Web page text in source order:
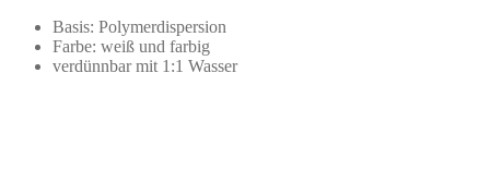
Basis: Polymerdispersion
Farbe: weiß und farbig
verdünnbar mit 1:1 Wasser